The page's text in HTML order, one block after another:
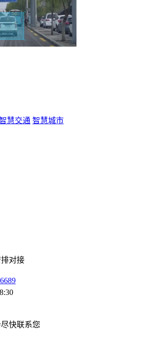
慧交通 智慧城市
对接
快联系您